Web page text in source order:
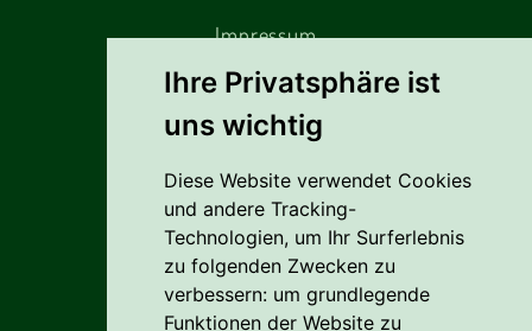
Ihre Privatsphäre ist
uns wichtig
Diese Website verwendet Cookies
und andere Tracking-
Technologien, um Ihr Surferlebnis
zu folgenden Zwecken zu
verbessern: um grundlegende
Funktionen der Website zu
Impressum
Alles rund um den Einkauf
Liefer- Und Versandkosten
Zahlungsbedingungen
AGB